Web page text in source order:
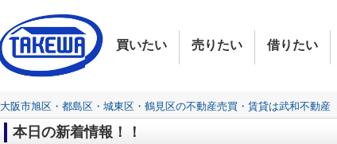
買いたい 売りたい 借りたい
大阪市旭区・都島区・城東区・鶴見区の不動産売買・賃貸は武和不動産
本日の新着情報！！